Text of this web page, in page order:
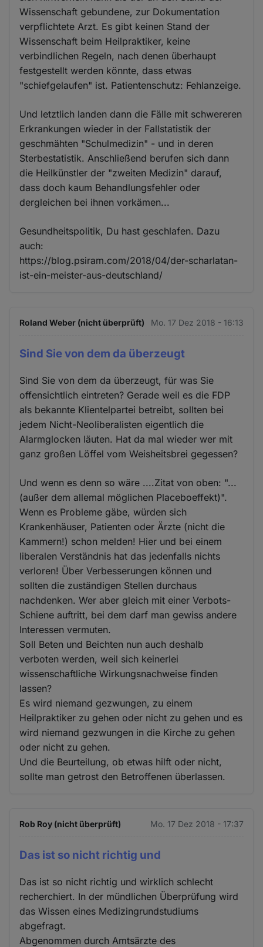
Wissenschaft gebundene, zur Dokumentation
verpflichtete Arzt. Es gibt keinen Stand der
Wissenschaft beim Heilpraktiker, keine
verbindlichen Regeln, nach denen überhaupt
festgestellt werden könnte, dass etwas
"schiefgelaufen" ist. Patientenschutz: Fehlanzeige.
Und letztlich landen dann die Fälle mit schwereren
Erkrankungen wieder in der Fallstatistik der
geschmähten "Schulmedizin" - und in deren
Sterbestatistik. Anschließend berufen sich dann
die Heilkünstler der "zweiten Medizin" darauf,
dass doch kaum Behandlungsfehler oder
dergleichen bei ihnen vorkämen...
Gesundheitspolitik, Du hast geschlafen. Dazu
auch:
https://blog.psiram.com/2018/04/der-scharlatan-
ist-ein-meister-aus-deutschland/
Roland Weber (nicht überprüft) Mo. 17 Dez 2018 - 16:13
Sind Sie von dem da überzeugt
Sind Sie von dem da überzeugt, für was Sie
offensichtlich eintreten? Gerade weil es die FDP
als bekannte Klientelpartei betreibt, sollten bei
jedem Nicht-Neoliberalisten eigentlich die
Alarmglocken läuten. Hat da mal wieder wer mit
ganz großen Löffel vom Weisheitsbrei gegessen?
Und wenn es denn so wäre ....Zitat von oben: "...
(außer dem allemal möglichen Placeboeffekt)".
Wenn es Probleme gäbe, würden sich
Krankenhäuser, Patienten oder Ärzte (nicht die
Kammern!) schon melden! Hier und bei einem
liberalen Verständnis hat das jedenfalls nichts
verloren! Über Verbesserungen können und
sollten die zuständigen Stellen durchaus
nachdenken. Wer aber gleich mit einer Verbots-
Schiene auftritt, bei dem darf man gewiss andere
Interessen vermuten.
Soll Beten und Beichten nun auch deshalb
verboten werden, weil sich keinerlei
wissenschaftliche Wirkungsnachweise finden
lassen?
Es wird niemand gezwungen, zu einem
Heilpraktiker zu gehen oder nicht zu gehen und es
wird niemand gezwungen in die Kirche zu gehen
oder nicht zu gehen.
Und die Beurteilung, ob etwas hilft oder nicht,
sollte man getrost den Betroffenen überlassen.
Rob Roy (nicht überprüft) Mo. 17 Dez 2018 - 17:37
Das ist so nicht richtig und
Das ist so nicht richtig und wirklich schlecht
recherchiert. In der mündlichen Überprüfung wird
das Wissen eines Medizingrundstudiums
abgefragt.
Abgenommen durch Amtsärzte des